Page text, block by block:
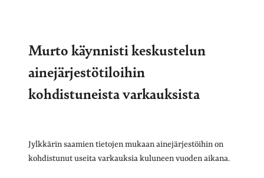
Murto käynnisti keskustelun
ainejärjestötiloihin
kohdistuneista varkauksista
Jylkkärin saamien tietojen mukaan ainejärjestöihin on
kohdistunut useita varkauksia kuluneen vuoden aikana.